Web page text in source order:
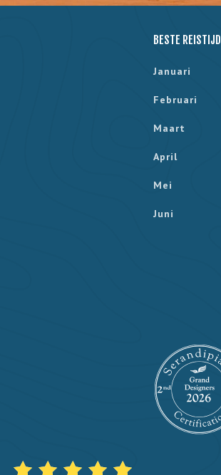
BESTE REISTIJD
Januari
Februari
Maart
April
Mei
Juni